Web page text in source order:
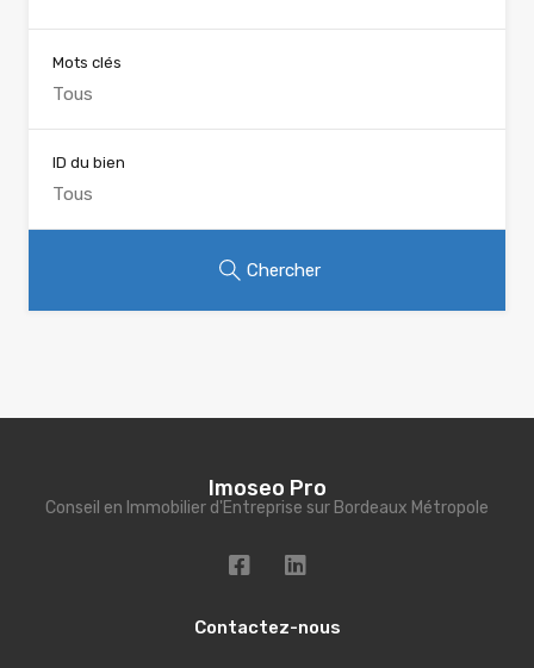
Mots clés
ID du bien
Chercher
Imoseo Pro
Conseil en Immobilier d'Entreprise sur Bordeaux Métropole
Contactez-nous